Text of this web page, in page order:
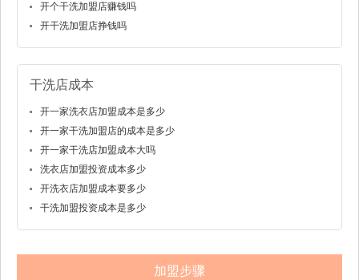
开个干洗加盟店赚钱吗
开干洗加盟店挣钱吗
干洗店成本
开一家洗衣店加盟成本是多少
开一家干洗加盟店的成本是多少
开一家干洗店加盟成本大吗
洗衣店加盟投资成本多少
开洗衣店加盟成本要多少
干洗加盟投资成本是多少
加盟步骤